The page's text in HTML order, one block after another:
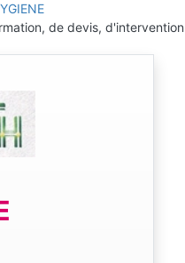
de devis, d'intervention